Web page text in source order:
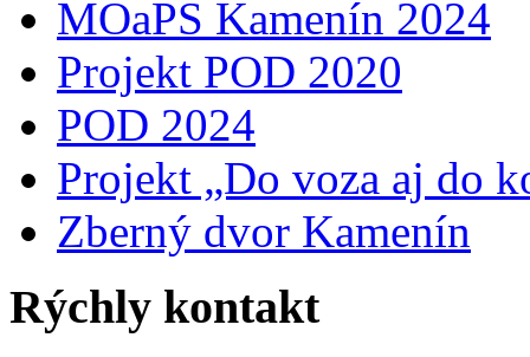
MOaPS Kamenín 2024
Projekt POD 2020
POD 2024
Projekt „Do voza aj do
Zberný dvor Kamenín
Rýchly kontakt